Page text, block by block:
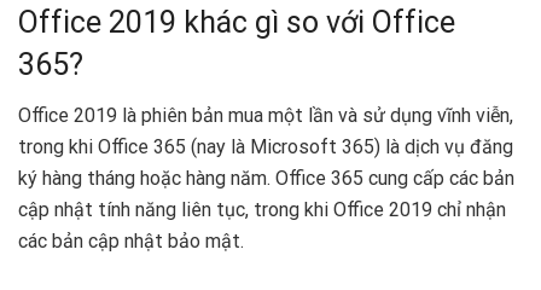
Office 2019 khác gì so với Office
365?
Office 2019 là phiên bản mua một lần và sử dụng vĩnh viễn,
trong khi Office 365 (nay là Microsoft 365) là dịch vụ đăng
ký hàng tháng hoặc hàng năm. Office 365 cung cấp các bản
cập nhật tính năng liên tục, trong khi Office 2019 chỉ nhận
các bản cập nhật bảo mật.